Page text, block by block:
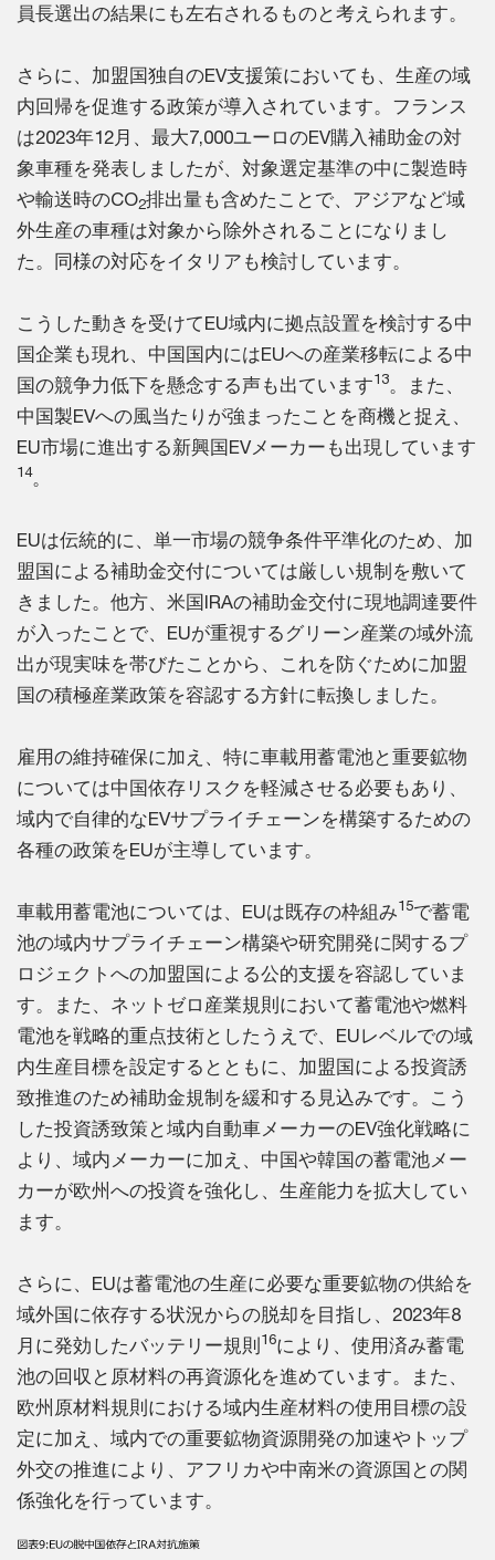
員長選出の結果にも左右されるものと考えられます。
さらに、加盟国独自のEV支援策においても、生産の域
内回帰を促進する政策が導入されています。フランス
は2023年12月、最大7,000ユーロのEV購入補助金の対
象車種を発表しましたが、対象選定基準の中に製造時
や輸送時のCO2排出量も含めたことで、アジアなど域
外生産の車種は対象から除外されることになりまし
た。同様の対応をイタリアも検討しています。
こうした動きを受けてEU域内に拠点設置を検討する中
国企業も現れ、中国国内にはEUへの産業移転による中
国の競争力低下を懸念する声も出ています13。また、
中国製EVへの風当たりが強まったことを商機と捉え、
EU市場に進出する新興国EVメーカーも出現しています
14。
EUは伝統的に、単一市場の競争条件平準化のため、加
盟国による補助金交付については厳しい規制を敷いて
きました。他方、米国IRAの補助金交付に現地調達要件
が入ったことで、EUが重視するグリーン産業の域外流
出が現実味を帯びたことから、これを防ぐために加盟
国の積極産業政策を容認する方針に転換しました。
雇用の維持確保に加え、特に車載用蓄電池と重要鉱物
については中国依存リスクを軽減させる必要もあり、
域内で自律的なEVサプライチェーンを構築するための
各種の政策をEUが主導しています。
車載用蓄電池については、EUは既存の枠組み15で蓄電
池の域内サプライチェーン構築や研究開発に関するプ
ロジェクトへの加盟国による公的支援を容認していま
す。また、ネットゼロ産業規則において蓄電池や燃料
電池を戦略的重点技術としたうえで、EUレベルでの域
内生産目標を設定するとともに、加盟国による投資誘
致推進のため補助金規制を緩和する見込みです。こう
した投資誘致策と域内自動車メーカーのEV強化戦略に
より、域内メーカーに加え、中国や韓国の蓄電池メー
カーが欧州への投資を強化し、生産能力を拡大してい
ます。
さらに、EUは蓄電池の生産に必要な重要鉱物の供給を
域外国に依存する状況からの脱却を目指し、2023年8
月に発効したバッテリー規則16により、使用済み蓄電
池の回収と原材料の再資源化を進めています。また、
欧州原材料規則における域内生産材料の使用目標の設
定に加え、域内での重要鉱物資源開発の加速やトップ
外交の推進により、アフリカや中南米の資源国との関
係強化を行っています。